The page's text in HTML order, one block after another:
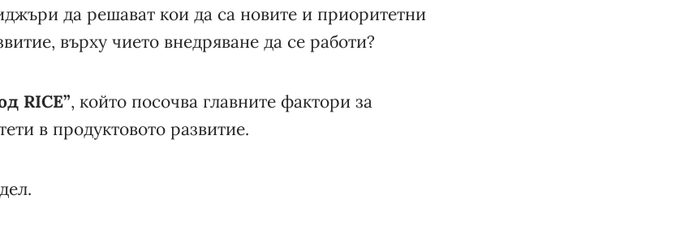
да решават кои да са новите и приоритетни
върху чието внедряване да се работи?
RICE”, който посочва главните фактори за
в продуктовото развитие.